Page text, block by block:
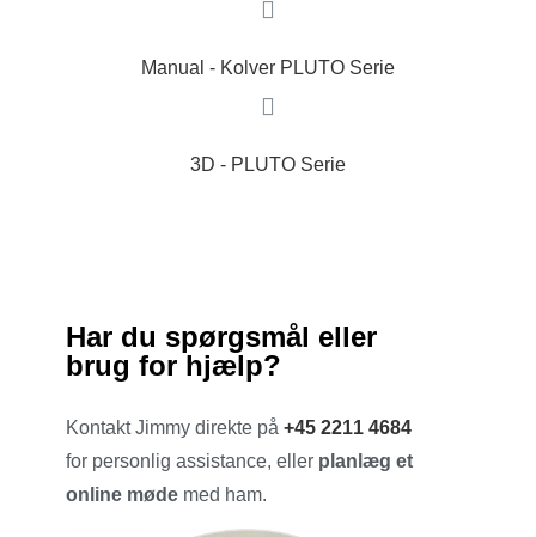
Manual - Kolver PLUTO Serie
3D - PLUTO Serie
Har du spørgsmål eller
brug for hjælp?
Kontakt Jimmy direkte på+45 2211 4684
for personlig assistance, eller planlæg et
online møde med ham.